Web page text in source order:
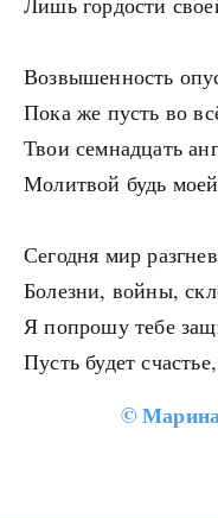
Возвышенность
Пока же пусть во
Твои семнадцать
Молитвой будь
Сегодня мир
Болезни, войны,
Я попрошу тебе
Пусть будет
©